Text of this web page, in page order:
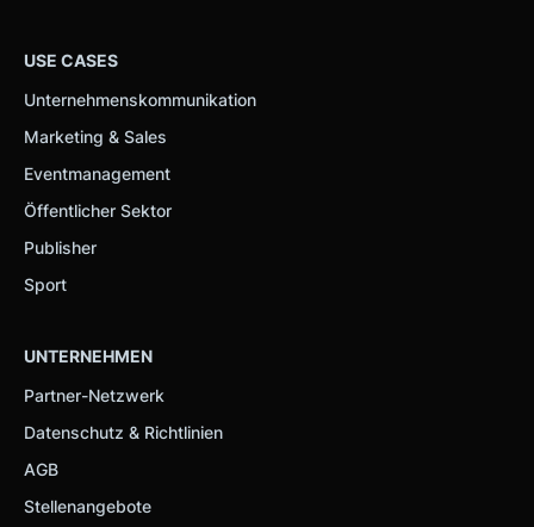
USE CASES
Unternehmenskommunikation
Marketing & Sales
Eventmanagement
Öffentlicher Sektor
Publisher
Sport
UNTERNEHMEN
Partner-Netzwerk
Datenschutz & Richtlinien
AGB
Stellenangebote